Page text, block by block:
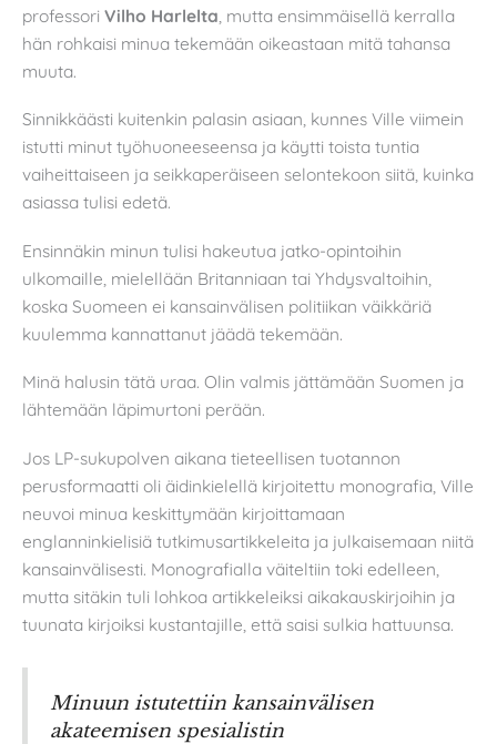
professori Vilho Harlelta , mutta ensimmäisellä kerralla
hän rohkaisi minua tekemään oikeastaan mitä tahansa
muuta.
Sinnikkäästi kuitenkin palasin asiaan, kunnes Ville viimein
istutti minut työhuoneeseensa ja käytti toista tuntia
vaiheittaiseen ja seikkaperäiseen selontekoon siitä, kuinka
asiassa tulisi edetä.
Ensinnäkin minun tulisi hakeutua jatko-opintoihin
ulkomaille, mielellään Britanniaan tai Yhdysvaltoihin,
koska Suomeen ei kansainvälisen politiikan väikkäriä
kuulemma kannattanut jäädä tekemään.
Minä halusin tätä uraa. Olin valmis jättämään Suomen ja
lähtemään läpimurtoni perään.
Jos LP-sukupolven aikana tieteellisen tuotannon
perusformaatti oli äidinkielellä kirjoitettu monografia, Ville
neuvoi minua keskittymään kirjoittamaan
englanninkielisiä tutkimusartikkeleita ja julkaisemaan niitä
kansainvälisesti. Monografialla väiteltiin toki edelleen,
mutta sitäkin tuli lohkoa artikkeleiksi aikakauskirjoihin ja
tuunata kirjoiksi kustantajille, että saisi sulkia hattuunsa.
Minuun istutettiin kansainvälisen
akateemisen spesialistin